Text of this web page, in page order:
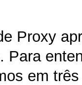
Proxy
Para
em